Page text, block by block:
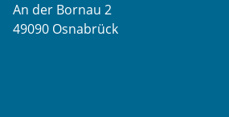
An der Bornau 2
49090 Osnabrück